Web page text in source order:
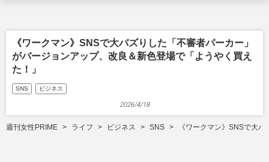
《ワークマン》SNSで大バズりした「不審者パーカー」
がバージョンアップ、改良＆新色登場で「ようやく買え
た！」
SNS ビジネス
2026/4/18
週刊女性PRIME ライフ ビジネス SNS 《ワークマン》SNSで大